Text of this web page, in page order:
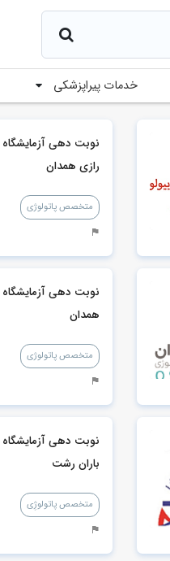
خدمات پیراپزشکی
نوبت دهی آزمایشگاه
رازی همدان
متخصص پاتولوژی
نوبت دهی آزمایشگاه
همدان
متخصص پاتولوژی
نوبت دهی آزمایشگاه
باران رشت
متخصص پاتولوژِی